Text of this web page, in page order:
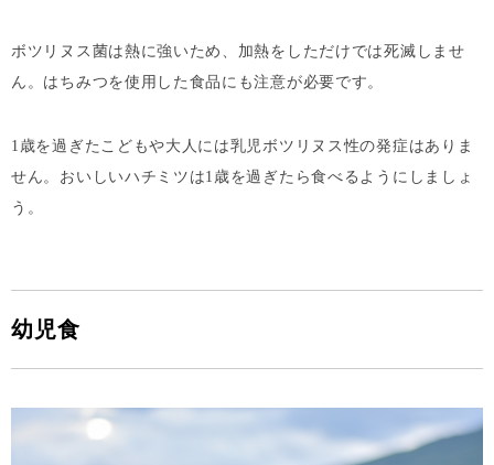
ボツリヌス菌は熱に強いため、加熱をしただけでは死滅しませ
ん。はちみつを使用した食品にも注意が必要です。
1歳を過ぎたこどもや大人には乳児ボツリヌス性の発症はありま
せん。おいしいハチミツは1歳を過ぎたら食べるようにしましょ
う。
幼児食